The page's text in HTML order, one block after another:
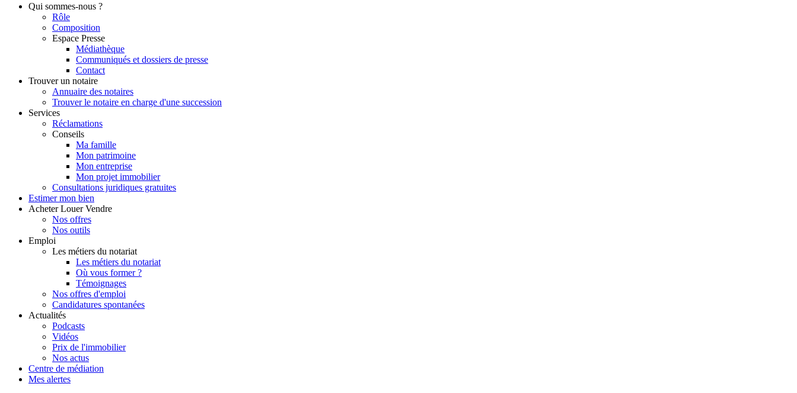
Qui sommes-nous ?
Rôle
Composition
Espace Presse
Médiathèque
Communiqués et dossiers de presse
Contact
Trouver un notaire
Annuaire des notaires
Trouver le notaire en charge d'une succession
Services
Réclamations
Conseils
Ma famille
Mon patrimoine
Mon entreprise
Mon projet immobilier
Consultations juridiques gratuites
Estimer mon bien
Acheter Louer Vendre
Nos offres
Nos outils
Emploi
Les métiers du notariat
Les métiers du notariat
Où vous former ?
Témoignages
Nos offres d'emploi
Candidatures spontanées
Actualités
Podcasts
Vidéos
Prix de l'immobilier
Nos actus
Centre de médiation
Mes alertes